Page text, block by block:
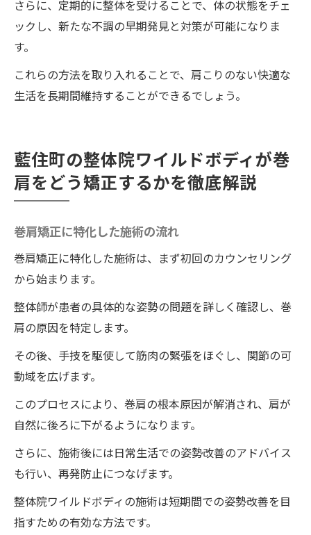
さらに、定期的に整体を受けることで、体の状態をチェ
ックし、新たな不調の早期発見と対策が可能になりま
す。
これらの方法を取り入れることで、肩こりのない快適な
生活を長期間維持することができるでしょう。
藍住町の整体院ワイルドボディが巻
肩をどう矯正するかを徹底解説
巻肩矯正に特化した施術の流れ
巻肩矯正に特化した施術は、まず初回のカウンセリング
から始まります。
整体師が患者の具体的な姿勢の問題を詳しく確認し、巻
肩の原因を特定します。
その後、手技を駆使して筋肉の緊張をほぐし、関節の可
動域を広げます。
このプロセスにより、巻肩の根本原因が解消され、肩が
自然に後ろに下がるようになります。
さらに、施術後には日常生活での姿勢改善のアドバイス
も行い、再発防止につなげます。
整体院ワイルドボディの施術は短期間での姿勢改善を目
指すための有効な方法です。